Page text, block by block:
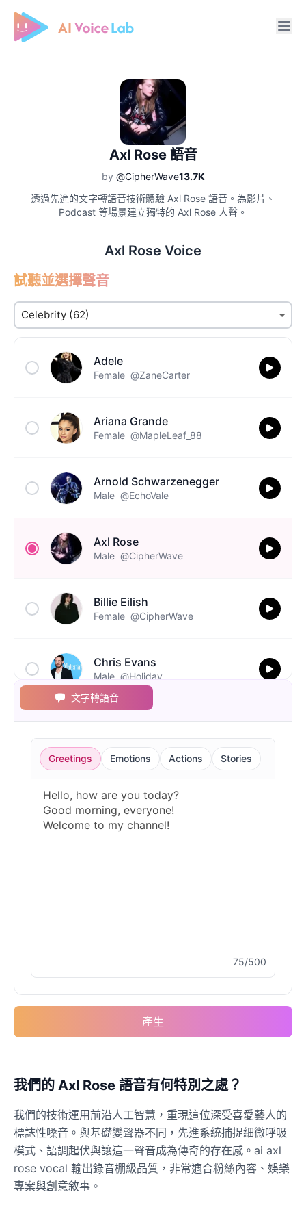
Free AI Cover & AI Voice Over
Axl Rose 語音
by @CipherWave13.7K
透過先進的文字轉語音技術體驗 Axl Rose 語音。為影片、
Podcast 等場景建立獨特的 Axl Rose 人聲。
Axl Rose Voice
試聽並選擇聲音
Adele
Female @ZaneCarter
Ariana Grande
Female @MapleLeaf_88
Arnold Schwarzenegger
Male @EchoVale
Axl Rose
Male @CipherWave
Billie Eilish
Female @CipherWave
Chris Evans
Male @Holiday
Christopher Walken
Male @Kairox
Male @Lucas
Male @PeachyCloud
Emilia Clarke
Female @NYCgirl2009
Eminem
Emma Waston
Female @GamingPro365
文字轉語音
Greetings Emotions Actions Stories
75/500
產生
我們的 Axl Rose 語音有何特別之處？
我們的技術運用前沿人工智慧，重現這位深受喜愛藝人的
標誌性嗓音。與基礎變聲器不同，先進系統捕捉細微呼吸
模式、語調起伏與讓這一聲音成為傳奇的存在感。ai axl
rose vocal 輸出錄音棚級品質，非常適合粉絲內容、娛樂
專案與創意敘事。